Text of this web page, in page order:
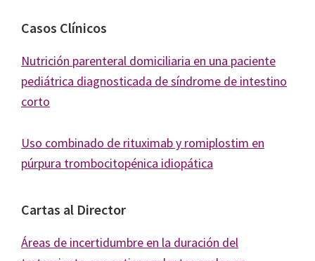
Casos Clínicos
Nutrición parenteral domiciliaria en una paciente
pediátrica diagnosticada de síndrome de intestino
corto
Uso combinado de rituximab y romiplostim en
púrpura trombocitopénica idiopática
Cartas al Director
Áreas de incertidumbre en la duración del